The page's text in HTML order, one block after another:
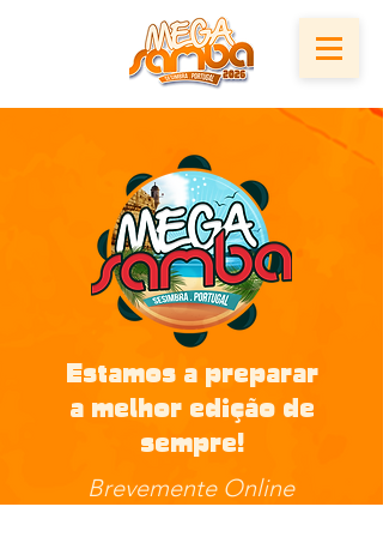
Estamos a preparar
a melhor edição de
sempre!
Brevemente Online